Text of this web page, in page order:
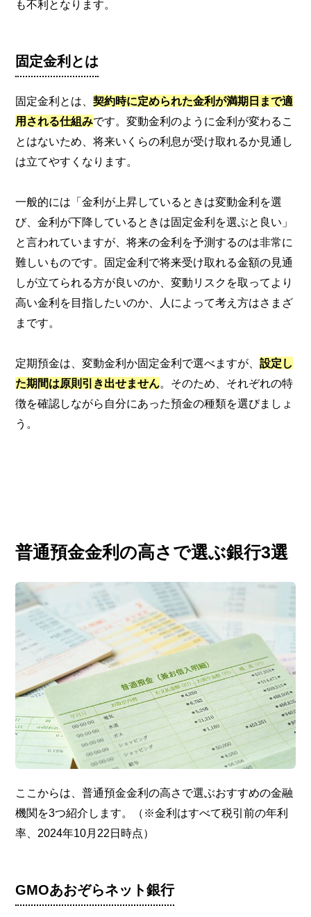
も不利となります。
固定金利とは
固定金利とは、契約時に定められた金利が満期日まで適
用される仕組みです。変動金利のように金利が変わるこ
とはないため、将来いくらの利息が受け取れるか見通し
は立てやすくなります。
一般的には「金利が上昇しているときは変動金利を選
び、金利が下降しているときは固定金利を選ぶと良い」
と言われていますが、将来の金利を予測するのは非常に
難しいものです。固定金利で将来受け取れる金額の見通
しが立てられる方が良いのか、変動リスクを取ってより
高い金利を目指したいのか、人によって考え方はさまざ
まです。
定期預金は、変動金利か固定金利で選べますが、設定し
た期間は原則引き出せません。そのため、それぞれの特
徴を確認しながら自分にあった預金の種類を選びましょ
う。
普通預金金利の高さで選ぶ銀行3選
ここからは、普通預金金利の高さで選ぶおすすめの金融
機関を3つ紹介します。（※金利はすべて税引前の年利
率、2024年10月22日時点）
GMOあおぞらネット銀行